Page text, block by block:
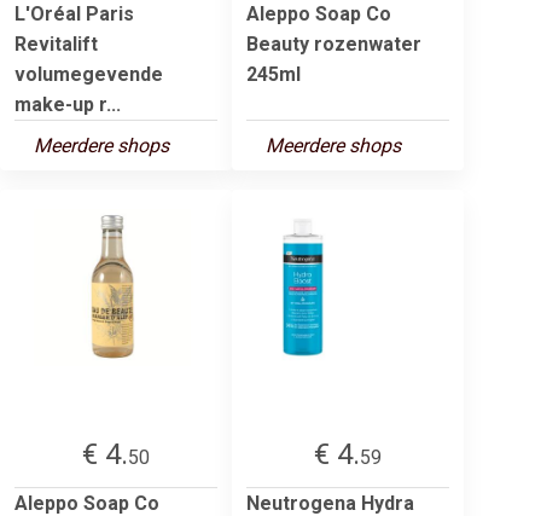
L'Oréal Paris
Revitalift
volumegevende
make-up r...
Meerdere shops
Aleppo Soap Co
Beauty rozenwater
245ml
Meerdere shops
€ 4.50
Aleppo Soap Co
€ 4.59
Neutrogena Hydra